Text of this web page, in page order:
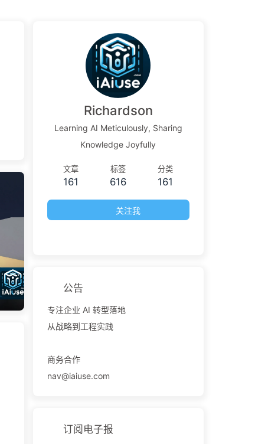
Richardson
Learning AI Meticulously, Sharing
Knowledge Joyfully
文章
161
标签
616
分类
161
关注我
公告
专注企业 AI 转型落地
从战略到工程实践
商务合作
nav@iaiuse.com
订阅电子报